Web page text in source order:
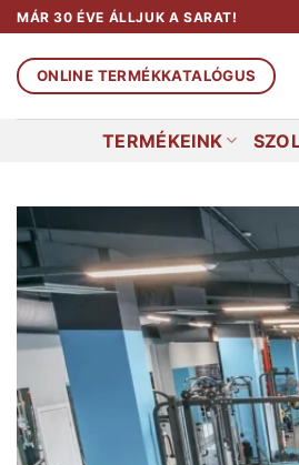
Skip
to
content
MÁR 30 ÉVE ÁLLJUK A SARAT!
ONLINE TERMÉKKATALÓGUS
TERMÉKEINK